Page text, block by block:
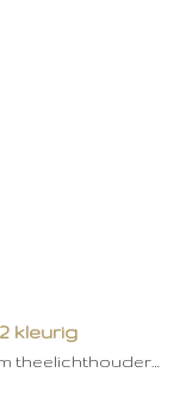
kleurig
theelichthouder…